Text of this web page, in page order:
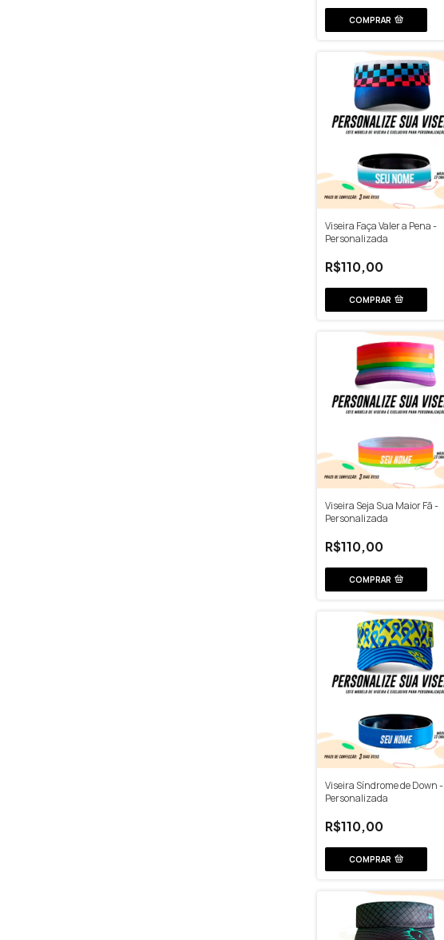
COMPRAR
Viseira Faça Valer a Pena -
Personalizada
R$110,00
COMPRAR
Viseira Seja Sua Maior Fã -
Personalizada
R$110,00
COMPRAR
Viseira Síndrome de Down -
Personalizada
R$110,00
COMPRAR